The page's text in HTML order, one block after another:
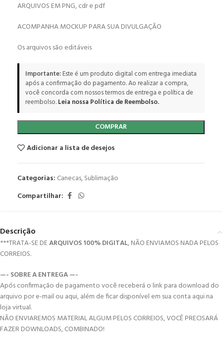
ARQUIVOS EM PNG, cdr e pdf
ACOMPANHA MOCKUP PARA SUA DIVULGAÇÃO
Os arquivos são editáveis
Importante:Este é um produto digital com entrega imediata
após a confirmação do pagamento. Ao realizar a compra,
você concorda com nossos termos de entrega e política de
reembolso.Leia nossa Política de Reembolso.
COMPRAR
Adicionar a lista de desejos
Categorias: Canecas,Sublimação
Compartilhar:
Descrição
***TRATA-SE DEARQUIVOS 100% DIGITAL, NÃO ENVIAMOS NADA PELOS
CORREIOS.
—- SOBRE A ENTREGA —-
Após confirmação de pagamento você receberá o link para download do
arquivo por e-mail ou aqui, além de ficar disponível em sua conta aqui na
loja virtual.
NÃO ENVIAREMOS MATERIAL ALGUM PELOS CORREIOS, VOCÊ PRECISARÁ
FAZER DOWNLOADS, COMBINADO!